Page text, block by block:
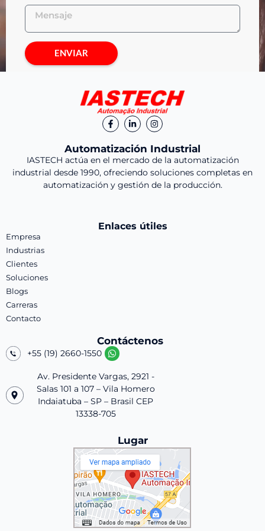
ENVIAR
Automatización Industrial
IASTECH actúa en el mercado de la automatización
industrial desde 1990, ofreciendo soluciones completas en
automatización y gestión de la producción.
Enlaces útiles
Empresa
Industrias
Clientes
Soluciones
Blogs
Carreras
Contacto
Contáctenos
+55 (19) 2660-1550
Av. Presidente Vargas, 2921 -
Salas 101 a 107 – Vila Homero
Indaiatuba – SP – Brasil CEP
13338-705
Lugar